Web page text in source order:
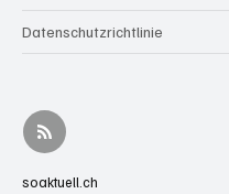
Datenschutzrichtlinie
soaktuell.ch